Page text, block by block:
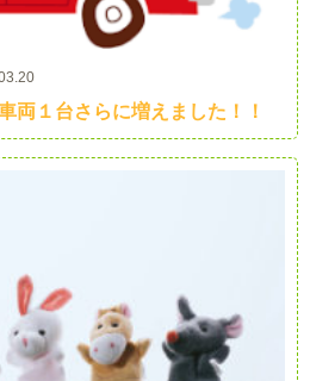
１台さらに増えました！！